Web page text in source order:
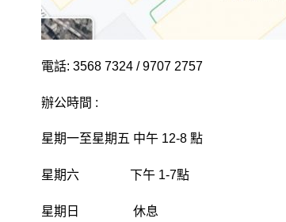
電話: 3568 7324 / 9707 2757
辦公時間 :
星期一至星期五 中午 12-8 點
星期六 下午 1-7點
星期日 休息